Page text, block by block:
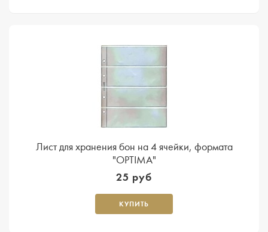
Лист для хранения бон на 4 ячейки, формата
"OPTIMA"
25 руб
КУПИТЬ